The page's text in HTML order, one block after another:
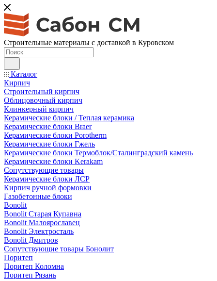
Строительные материалы с доставкой в Куровском
Каталог
Кирпич
Строительный кирпич
Облицовочный кирпич
Клинкерный кирпич
Керамические блоки / Теплая керамика
Керамические блоки Braer
Керамические блоки Porotherm
Керамические блоки Гжель
Керамические блоки Термоблок/Сталинградский камень
Керамические блоки Kerakam
Сопутствующие товары
Керамические блоки ЛСР
Кирпич ручной формовки
Газобетонные блоки
Bonolit
Bonolit Старая Купавна
Bonolit Малоярославец
Bonolit Электросталь
Bonolit Дмитров
Сопутствующие товары Бонолит
Поритеп
Поритеп Коломна
Поритеп Рязань